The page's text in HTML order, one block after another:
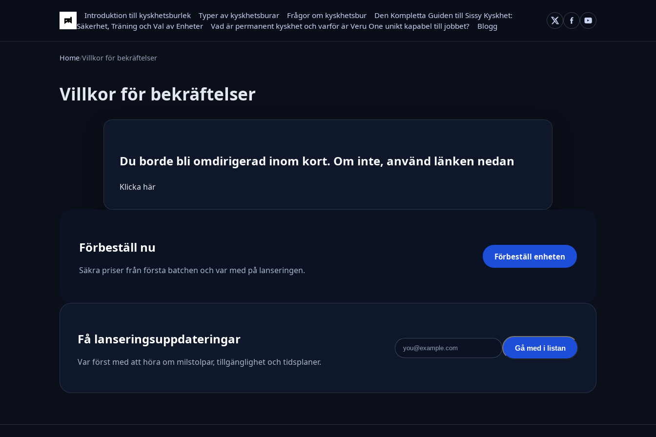
Introduktion till kyskhetsburlek Typer av kyskhetsburar Frågor om kyskhetsbur
Den Kompletta Guiden till Sissy Kyskhet:
Säkerhet, Träning och Val av Enheter
Vad är permanent kyskhet och varför är Veru One unikt kapabel till jobbet? Blogg
Home Villkor för bekräftelser
Villkor för bekräftelser
Du borde bli omdirigerad inom kort. Om inte, använd länken nedan
Klicka här
Förbeställ nu
Säkra priser från första batchen och var med på lanseringen.
Förbeställ enheten
Få lanseringsuppdateringar
Var först med att höra om milstolpar, tillgänglighet och tidsplaner.
E-postadress Gå med i listan